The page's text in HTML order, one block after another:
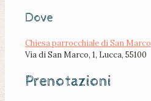
Dove
Chiesa parrocchiale di San Marco
Via di San Marco, 1, Lucca, 55100
Prenotazioni